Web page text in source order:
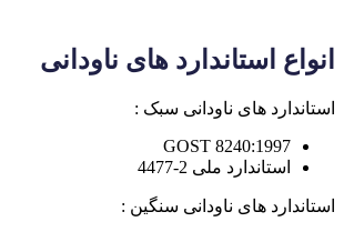
انواع استاندارد های ناودانی
استاندارد های ناودانی سبک :
GOST 8240:1997
استاندارد ملی 2-4477
استاندارد های ناودانی سنگین :